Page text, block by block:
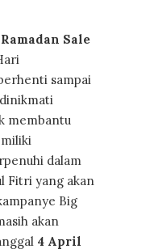
Sale
sampai
membantu
dalam
Fitri yang akan
Big
akan
4 April